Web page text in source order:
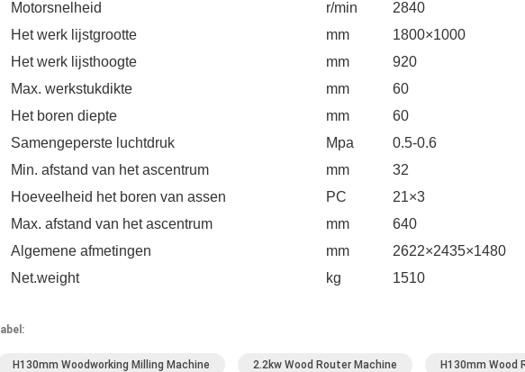
Motorsnelheid
r/min 2840
Het werk lijstgrootte
mm 1800×1000
Het werk lijsthoogte
mm 920
Max. werkstukdikte
mm 60
Het boren diepte
mm 60
Samengeperste luchtdruk
Mpa 0.5-0.6
Min. afstand van het ascentrum
mm 32
Hoeveelheid het boren van assen
PC 21×3
Max. afstand van het ascentrum
mm 640
Algemene afmetingen
mm 2622×2435×1480
Net.weight
kg 1510
label:
H130mm Woodworking Milling Machine 2.2kw Wood Router Machine H130mm Wood